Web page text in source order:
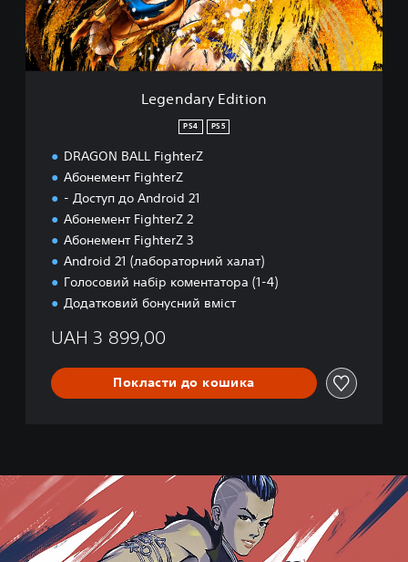
y
E
d
i
Legendary Edition
PS4 PS5
DRAGON BALL FighterZ
Абонемент FighterZ
- Доступ до Android 21
Абонемент FighterZ 2
Абонемент FighterZ 3
Android 21 (лабораторний халат)
Голосовий набір коментатора (1-4)
Додатковий бонусний вміст
UAH 3 899,00
Покласти до кошика